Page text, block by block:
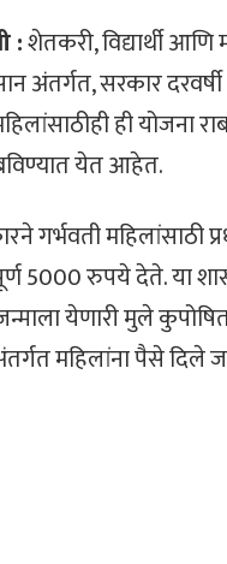
:शेतकरी, विद्यार्थी
अंतर्गत, सरकार
ही
येत आहेत.
गर्भवती महिलांसाठी
5000 रुपये देते. या
येणारी मुले
महिलांना पैसे